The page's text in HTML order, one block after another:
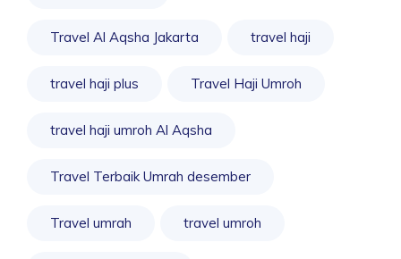
Travel Al Aqsha Jakarta travel haji
travel haji plus Travel Haji Umroh
travel haji umroh Al Aqsha
Travel Terbaik Umrah desember
Travel umrah travel umroh